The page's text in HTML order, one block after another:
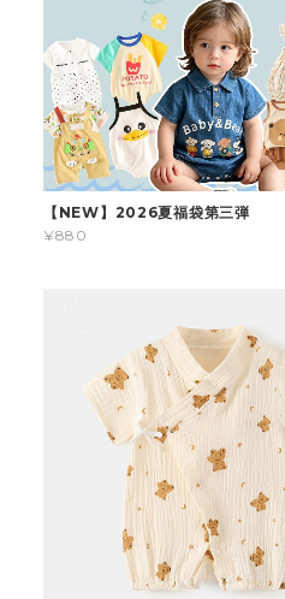
【NEW】2026夏福袋第三弾
¥880